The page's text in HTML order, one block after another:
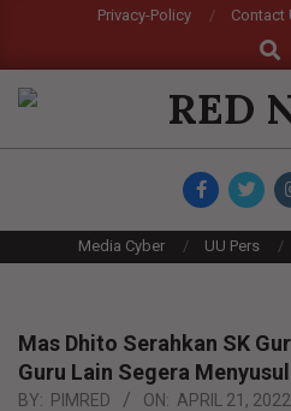
content
Privacy-Policy Contact
RED
Media Cyber UU Pers
Mas Dhito Serahkan SK
Guru Lain Segera Menyusul
BY: PIMRED ON: APRIL 21, 2022